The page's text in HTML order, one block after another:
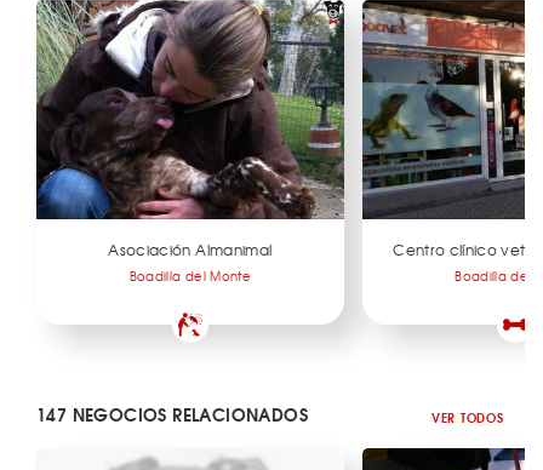
Asociación Almanimal
Boadilla del Monte
Centro clínico
Boadilla del
147 NEGOCIOS RELACIONADOS VER TODOS